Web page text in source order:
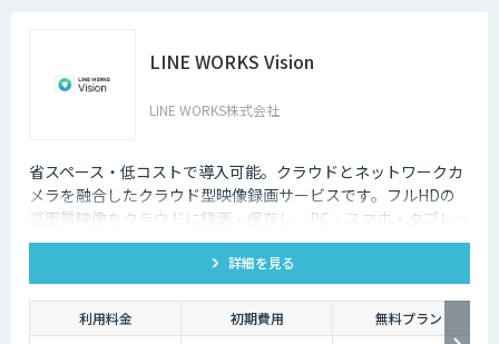
LINE WORKS Vision
LINE WORKS株式会社
省スペース・低コストで導入可能。クラウドとネットワークカ
メラを融合したクラウド型映像録画サービスです。フルHDの
高画質映像をクラウドに録画・保存し、PC・スマホ・タブレッ
トからいつでもどこでも確認可能。省スペース・低コストで導
入でき、安定した品質と柔軟な運用性を兼ね備えています。
詳細を見る
利用料金 初期費用
無料プラン